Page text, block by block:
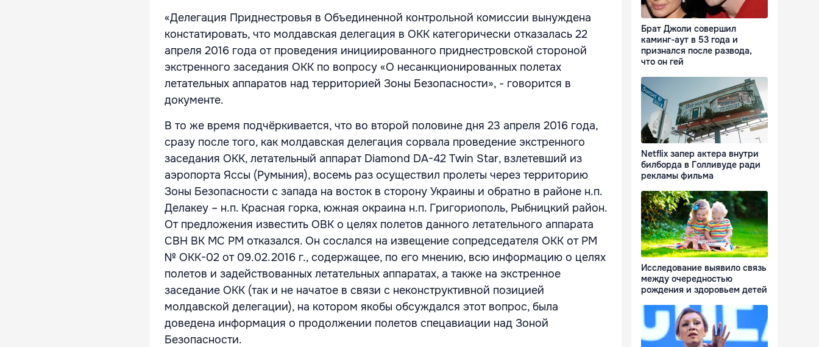
«Делегация Приднестровья в Объединенной контрольной комиссии вынуждена
констатировать, что молдавская делегация в ОКК категорически отказалась 22
апреля 2016 года от проведения инициированного приднестровской стороной
экстренного заседания ОКК по вопросу «О несанкционированных полетах
летательных аппаратов над территорией Зоны Безопасности», - говорится в
документе.
В то же время подчёркивается, что во второй половине дня 23 апреля 2016 года,
сразу после того, как молдавская делегация сорвала проведение экстренного
заседания ОКК, летательный аппарат Diamond DA-42 Twin Star, взлетевший из
аэропорта Яссы (Румыния), восемь раз осуществил пролеты через территорию
Зоны Безопасности с запада на восток в сторону Украины и обратно в районе н.п.
Делакеу – н.п. Красная горка, южная окраина н.п. Григориополь, Рыбницкий район.
От предложения известить ОВК о целях полетов данного летательного аппарата
СВН ВК МС РМ отказался. Он сослался на извещение сопредседателя ОКК от РМ
№ ОКК-02 от 09.02.2016 г., содержащее, по его мнению, всю информацию о целях
полетов и задействованных летательных аппаратах, а также на экстренное
заседание ОКК (так и не начатое в связи с неконструктивной позицией
молдавской делегации), на котором якобы обсуждался этот вопрос, была
доведена информация о продолжении полетов спецавиации над Зоной
Безопасности.
Брат Джоли совершил
каминг-аут в 53 года и
признался после развода,
что он гей
Netflix запер актера внутри
билборда в Голливуде ради
рекламы фильма
Исследование выявило связь
между очередностью
рождения и здоровьем детей